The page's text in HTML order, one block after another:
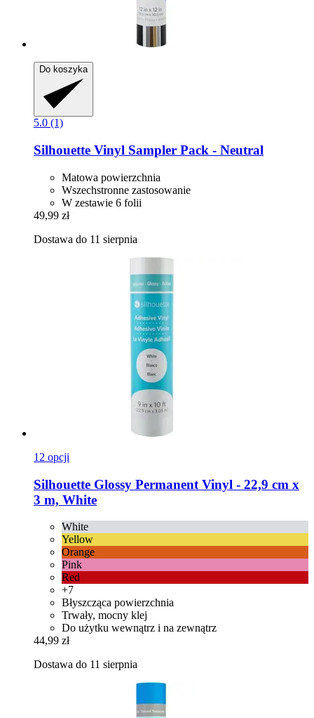
Do koszyka
5.0 (1)
Silhouette Vinyl Sampler Pack -​ Neutral
Matowa powierzchnia
Wszechstronne zastosowanie
W zestawie 6 folii
49,99 zł
Dostawa do 11 sierpnia
12 opcji
Silhouette Glossy Permanent Vinyl -​ 22,9 cm x
3 m, White
White
Yellow
Orange
Pink
Red
+7
Błyszcząca powierzchnia
Trwały, mocny klej
Do użytku wewnątrz i na zewnątrz
44,99 zł
Dostawa do 11 sierpnia